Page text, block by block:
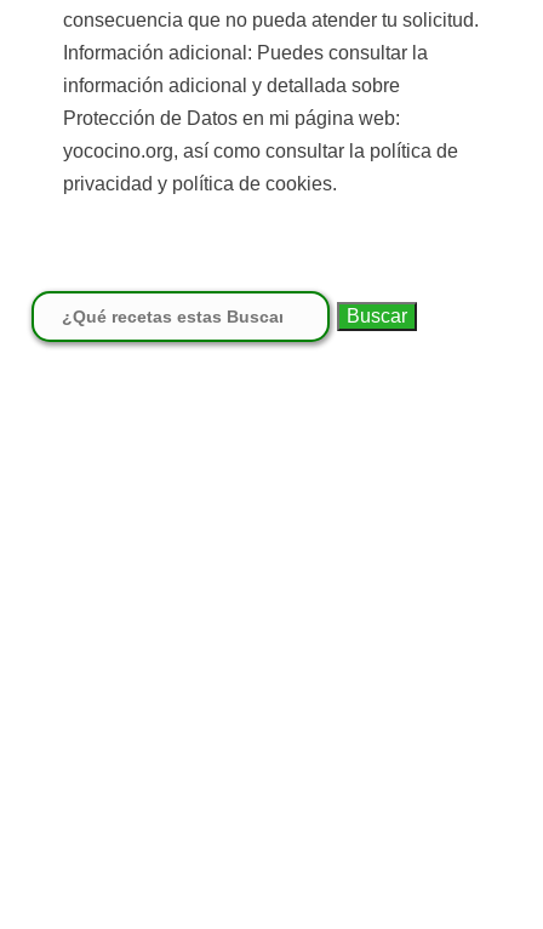
consecuencia que no pueda atender tu solicitud.
Información adicional: Puedes consultar la
información adicional y detallada sobre
Protección de Datos en mi página web:
yococino.org, así como consultar la política de
privacidad y política de cookies.
Buscar: